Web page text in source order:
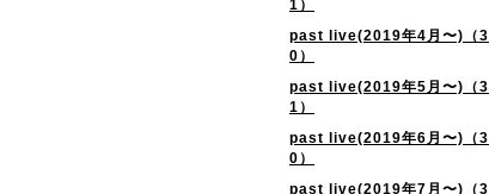
1）
past live(2019年4月〜)（3
0）
past live(2019年5月〜)（3
1）
past live(2019年6月〜)（3
0）
past live(2019年7月〜)（3